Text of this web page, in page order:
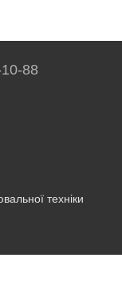
88
техніки